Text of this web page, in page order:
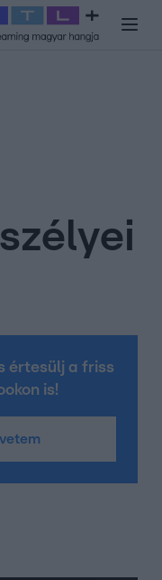
vagyok, ments ki innen
értesülj a friss
is!